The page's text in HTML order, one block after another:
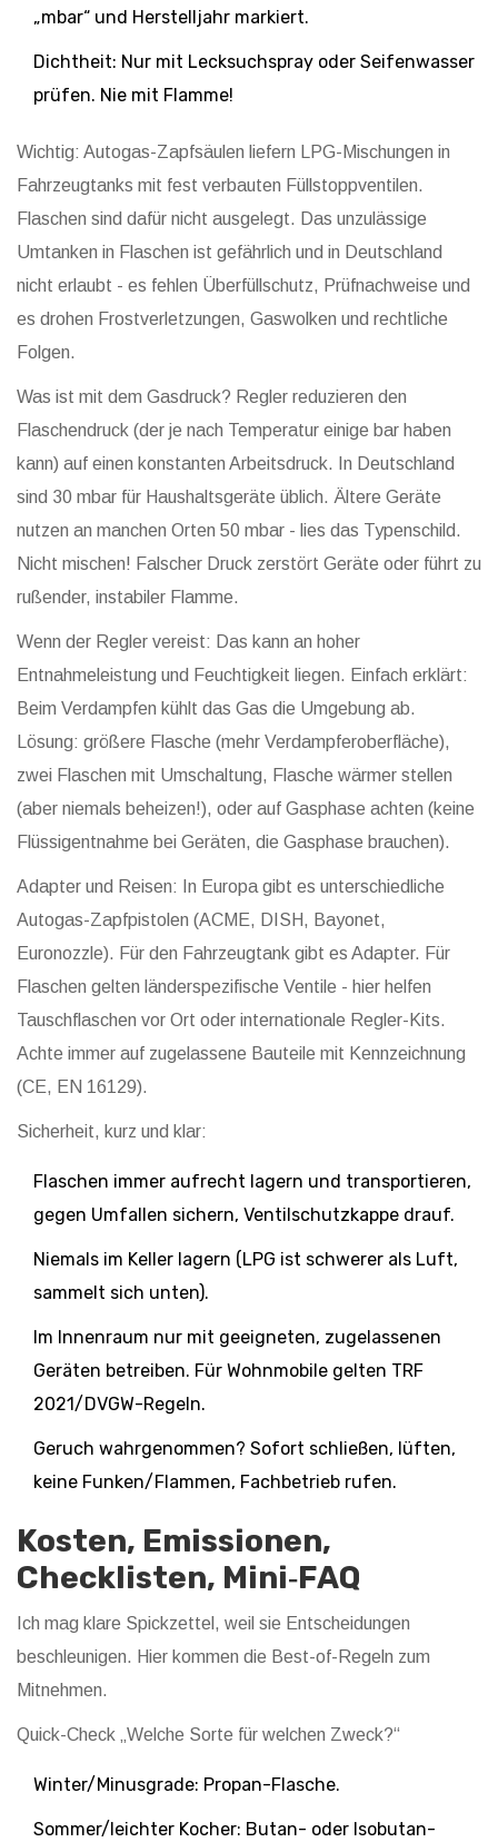
„mbar“ und Herstelljahr markiert.
Dichtheit: Nur mit Lecksuchspray oder Seifenwasser
prüfen. Nie mit Flamme!
Wichtig: Autogas-Zapfsäulen liefern LPG-Mischungen in
Fahrzeugtanks mit fest verbauten Füllstoppventilen.
Flaschen sind dafür nicht ausgelegt. Das unzulässige
Umtanken in Flaschen ist gefährlich und in Deutschland
nicht erlaubt - es fehlen Überfüllschutz, Prüfnachweise und
es drohen Frostverletzungen, Gaswolken und rechtliche
Folgen.
Was ist mit dem Gasdruck? Regler reduzieren den
Flaschendruck (der je nach Temperatur einige bar haben
kann) auf einen konstanten Arbeitsdruck. In Deutschland
sind 30 mbar für Haushaltsgeräte üblich. Ältere Geräte
nutzen an manchen Orten 50 mbar - lies das Typenschild.
Nicht mischen! Falscher Druck zerstört Geräte oder führt zu
rußender, instabiler Flamme.
Wenn der Regler vereist: Das kann an hoher
Entnahmeleistung und Feuchtigkeit liegen. Einfach erklärt:
Beim Verdampfen kühlt das Gas die Umgebung ab.
Lösung: größere Flasche (mehr Verdampferoberfläche),
zwei Flaschen mit Umschaltung, Flasche wärmer stellen
(aber niemals beheizen!), oder auf Gasphase achten (keine
Flüssigentnahme bei Geräten, die Gasphase brauchen).
Adapter und Reisen: In Europa gibt es unterschiedliche
Autogas-Zapfpistolen (ACME, DISH, Bayonet,
Euronozzle). Für den Fahrzeugtank gibt es Adapter. Für
Flaschen gelten länderspezifische Ventile - hier helfen
Tauschflaschen vor Ort oder internationale Regler-Kits.
Achte immer auf zugelassene Bauteile mit Kennzeichnung
(CE, EN 16129).
Sicherheit, kurz und klar:
Flaschen immer aufrecht lagern und transportieren,
gegen Umfallen sichern, Ventilschutzkappe drauf.
Niemals im Keller lagern (LPG ist schwerer als Luft,
sammelt sich unten).
Im Innenraum nur mit geeigneten, zugelassenen
Geräten betreiben. Für Wohnmobile gelten TRF
2021/DVGW-Regeln.
Geruch wahrgenommen? Sofort schließen, lüften,
keine Funken/Flammen, Fachbetrieb rufen.
Kosten, Emissionen,
Checklisten, Mini‑FAQ
Ich mag klare Spickzettel, weil sie Entscheidungen
beschleunigen. Hier kommen die Best-of-Regeln zum
Mitnehmen.
Quick-Check „Welche Sorte für welchen Zweck?“
Winter/Minusgrade: Propan-Flasche.
Sommer/leichter Kocher: Butan- oder Isobutan-